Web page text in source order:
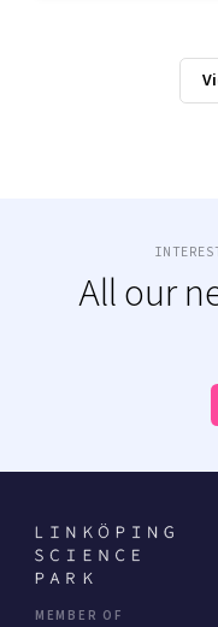
All our
MEMBER OF